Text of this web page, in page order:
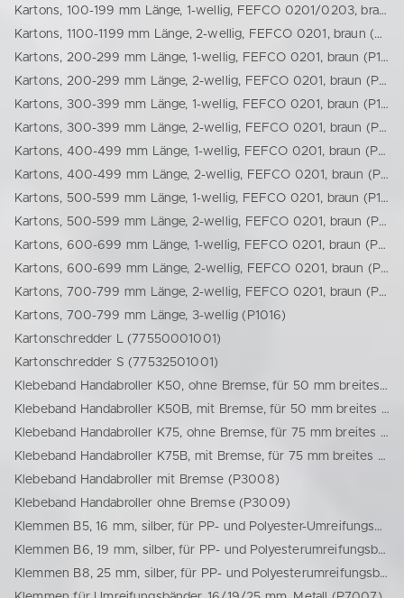
Kartons, 100-199 mm Länge, 1-wellig, FEFCO 0201/0203, braun (P1001)
Kartons, 1100-1199 mm Länge, 2-wellig, FEFCO 0201, braun (P1017)
Kartons, 200-299 mm Länge, 1-wellig, FEFCO 0201, braun (P1004)
Kartons, 200-299 mm Länge, 2-wellig, FEFCO 0201, braun (P1004_1)
Kartons, 300-399 mm Länge, 1-wellig, FEFCO 0201, braun (P1005)
Kartons, 300-399 mm Länge, 2-wellig, FEFCO 0201, braun (P1006)
Kartons, 400-499 mm Länge, 1-wellig, FEFCO 0201, braun (P1007)
Kartons, 400-499 mm Länge, 2-wellig, FEFCO 0201, braun (P1008)
Kartons, 500-599 mm Länge, 1-wellig, FEFCO 0201, braun (P1009)
Kartons, 500-599 mm Länge, 2-wellig, FEFCO 0201, braun (P1010)
Kartons, 600-699 mm Länge, 1-wellig, FEFCO 0201, braun (P1012)
Kartons, 600-699 mm Länge, 2-wellig, FEFCO 0201, braun (P1013)
Kartons, 700-799 mm Länge, 2-wellig, FEFCO 0201, braun (P1015)
Kartons, 700-799 mm Länge, 3-wellig (P1016)
Kartonschredder L (77550001001)
Kartonschredder S (77532501001)
Klebeband Handabroller K50, ohne Bremse, für 50 mm breites Klebeband (725000)
Klebeband Handabroller K50B, mit Bremse, für 50 mm breites Klebeband (7250003)
Klebeband Handabroller K75, ohne Bremse, für 75 mm breites Klebeband (727500)
Klebeband Handabroller K75B, mit Bremse, für 75 mm breites Klebeband (7275003)
Klebeband Handabroller mit Bremse (P3008)
Klebeband Handabroller ohne Bremse (P3009)
Klemmen B5, 16 mm, silber, für PP- und Polyester-Umreifungsbänder (72016)
Klemmen B6, 19 mm, silber, für PP- und Polyesterumreifungsband (72019)
Klemmen B8, 25 mm, silber, für PP- und Polyesterumreifungsband (72025)